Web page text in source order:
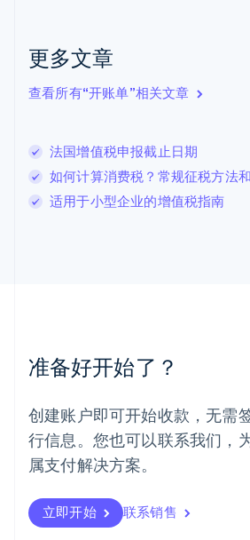
更多文章
查看所有“开账单”相关文章
法国增值税申报截止日期
如何计算消费税？常规征税方法
适用于小型企业的增值税指南
准备好开始了？
创建账户即可开始收款，无需
行信息。您也可以联系我们，
属支付解决方案。
立即开始 联系销售
English Italiano
拉脱维亚
立陶宛
DeutschEnglish
卢森堡
Français DeutschEnglish
罗马尼亚
墨西哥
EspañolEnglish
English
葡萄牙
PortuguêsEnglish
日本
瑞典
Svenska English
瑞士